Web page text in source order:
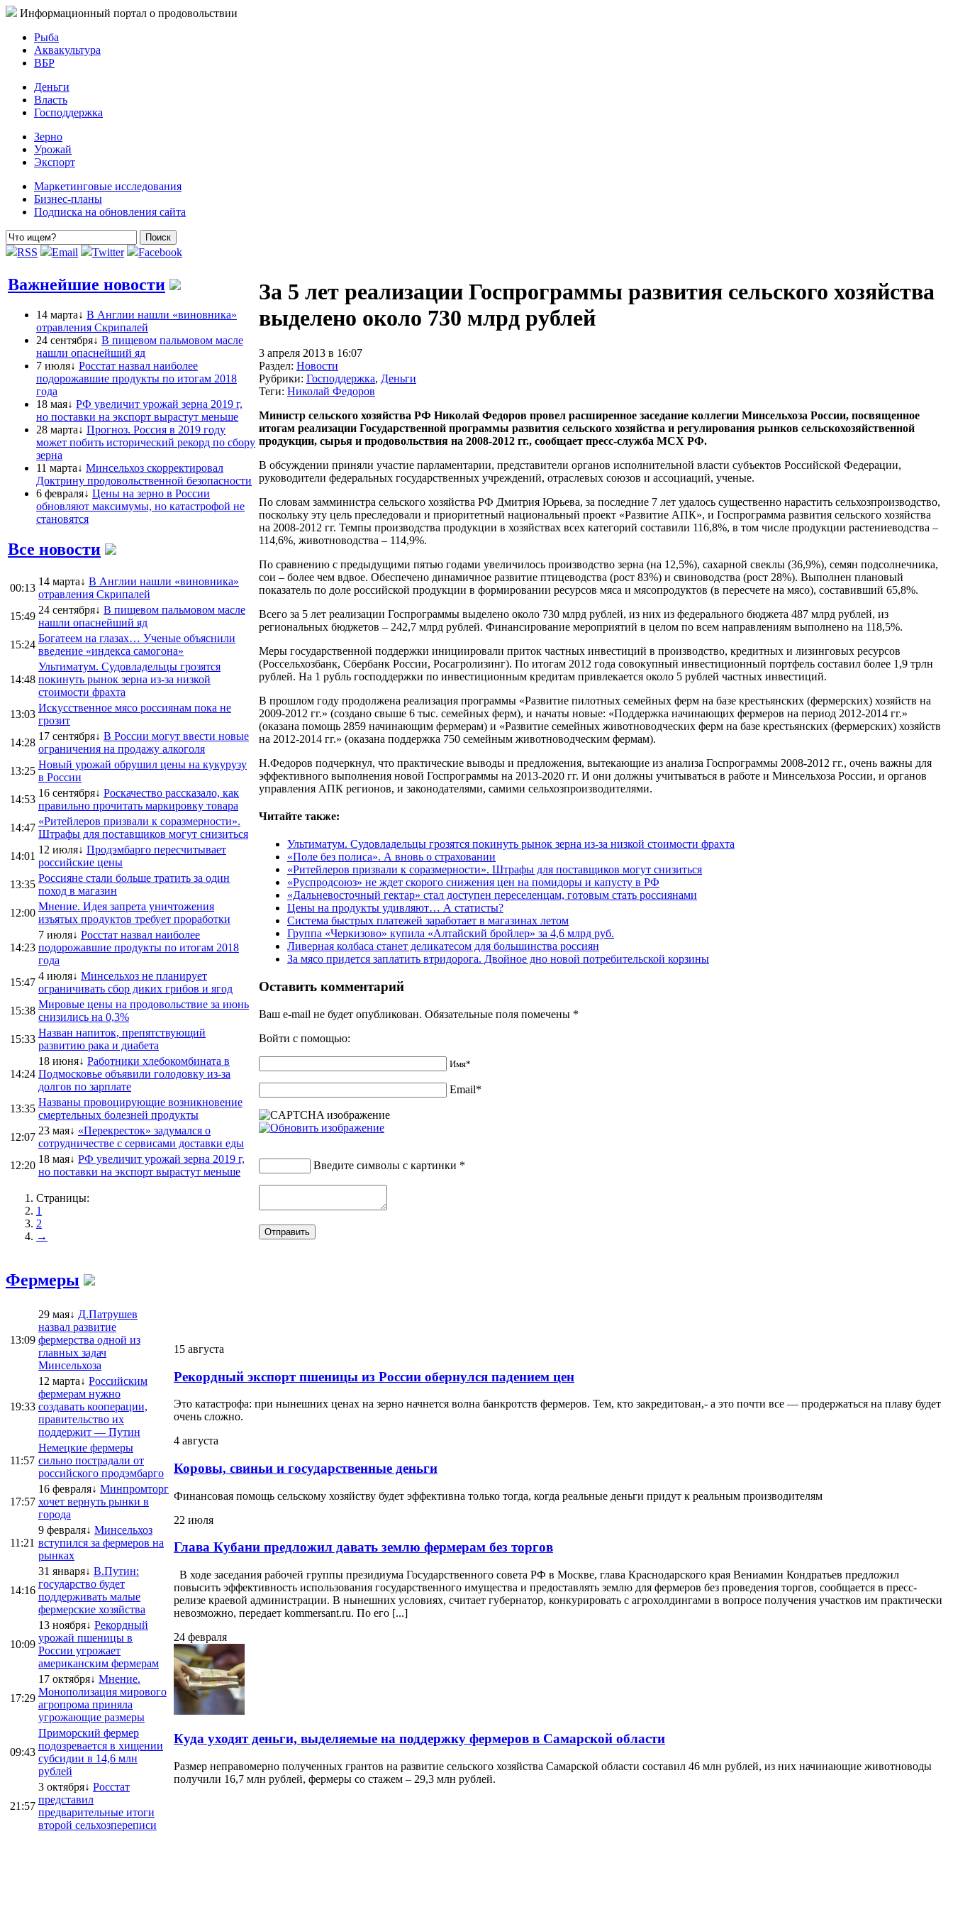
Информационный портал о продовольствии
Рыба
Аквакультура
ВБР
Деньги
Власть
Господдержка
Зерно
Урожай
Экспорт
Маркетинговые исследования
Бизнес-планы
Подписка на обновления сайта
RSS Email Twitter Facebook
Важнейшие новости
14 марта↓ В Англии нашли «виновника»
отравления Скрипалей
24 сентября↓ В пищевом пальмовом масле
нашли опаснейший яд
7 июля↓ Росстат назвал наиболее
подорожавшие продукты по итогам 2018
года
18 мая↓ РФ увеличит урожай зерна 2019 г,
но поставки на экспорт вырастут меньше
28 марта↓ Прогноз. Россия в 2019 году
может побить исторический рекорд по сбору
зерна
11 марта↓ Минсельхоз скорректировал
Доктрину продовольственной безопасности
6 февраля↓ Цены на зерно в России
обновляют максимумы, но катастрофой не
становятся
Все новости
00:13
14 марта↓ В Англии нашли «виновника»
отравления Скрипалей
15:49
24 сентября↓ В пищевом пальмовом масле
нашли опаснейший яд
15:24
Богатеем на глазах… Ученые объяснили
введение «индекса самогона»
14:48
Ультиматум. Судовладельцы грозятся
покинуть рынок зерна из-за низкой
стоимости фрахта
13:03
Искусственное мясо россиянам пока не
грозит
14:28
17 сентября↓ В России могут ввести новые
ограничения на продажу алкоголя
13:25
Новый урожай обрушил цены на кукурузу
в России
14:53
16 сентября↓ Роскачество рассказало, как
правильно прочитать маркировку товара
14:47
«Ритейлеров призвали к соразмерности».
Штрафы для поставщиков могут снизиться
14:01
12 июля↓ Продэмбарго пересчитывает
российские цены
13:35
Россияне стали больше тратить за один
поход в магазин
12:00
Мнение. Идея запрета уничтожения
изъятых продуктов требует проработки
14:23
7 июля↓ Росстат назвал наиболее
подорожавшие продукты по итогам 2018
года
15:47
4 июля↓ Минсельхоз не планирует
ограничивать сбор диких грибов и ягод
15:38
Мировые цены на продовольствие за июнь
снизились на 0,3%
15:33
Назван напиток, препятствующий
развитию рака и диабета
14:24
18 июня↓ Работники хлебокомбината в
Подмосковье объявили голодовку из-за
долгов по зарплате
13:35
Названы провоцирующие возникновение
смертельных болезней продукты
12:07
23 мая↓ «Перекресток» задумался о
сотрудничестве с сервисами доставки еды
12:20
18 мая↓ РФ увеличит урожай зерна 2019 г,
но поставки на экспорт вырастут меньше
Страницы:
1
2
→
За 5 лет реализации Госпрограммы развития сельского хозяйства
выделено около 730 млрд рублей
3 апреля 2013 в 16:07
Раздел: Новости
Рубрики: Господдержка, Деньги
Теги: Николай Федоров
Министр сельского хозяйства РФ Николай Федоров провел расширенное заседание коллегии Минсельхоза России, посвященное
итогам реализации Государственной программы развития сельского хозяйства и регулирования рынков сельскохозяйственной
продукции, сырья и продовольствия на 2008-2012 гг., сообщает пресс-служба МСХ РФ.
В обсуждении приняли участие парламентарии, представители органов исполнительной власти субъектов Российской Федерации,
руководители федеральных государственных учреждений, отраслевых союзов и ассоциаций, ученые.
По словам замминистра сельского хозяйства РФ Дмитрия Юрьева, за последние 7 лет удалось существенно нарастить сельхозпроизводство,
поскольку эту цель преследовали и приоритетный национальный проект «Развитие АПК», и Госпрограмма развития сельского хозяйства
на 2008-2012 гг. Темпы производства продукции в хозяйствах всех категорий составили 116,8%, в том числе продукции растениеводства –
114,6%, животноводства – 114,9%.
По сравнению с предыдущими пятью годами увеличилось производство зерна (на 12,5%), сахарной свеклы (36,9%), семян подсолнечника,
сои – более чем вдвое. Обеспечено динамичное развитие птицеводства (рост 83%) и свиноводства (рост 28%). Выполнен плановый
показатель по доле российской продукции в формировании ресурсов мяса и мясопродуктов (в пересчете на мясо), составивший 65,8%.
Всего за 5 лет реализации Госпрограммы выделено около 730 млрд рублей, из них из федерального бюджета 487 млрд рублей, из
региональных бюджетов – 242,7 млрд рублей. Финансирование мероприятий в целом по всем направлениям выполнено на 118,5%.
Меры государственной поддержки инициировали приток частных инвестиций в производство, кредитных и лизинговых ресурсов
(Россельхозбанк, Сбербанк России, Росагролизинг). По итогам 2012 года совокупный инвестиционный портфель составил более 1,9 трлн
рублей. На 1 рубль господдержки по инвестиционным кредитам привлекается около 5 рублей частных инвестиций.
В прошлом году продолжена реализация программы «Развитие пилотных семейных ферм на базе крестьянских (фермерских) хозяйств на
2009-2012 гг.» (создано свыше 6 тыс. семейных ферм), и начаты новые: «Поддержка начинающих фермеров на период 2012-2014 гг.»
(оказана помощь 2859 начинающим фермерам) и «Развитие семейных животноводческих ферм на базе крестьянских (фермерских) хозяйств
на 2012-2014 гг.» (оказана поддержка 750 семейным животноводческим фермам).
Н.Федоров подчеркнул, что практические выводы и предложения, вытекающие из анализа Госпрограммы 2008-2012 гг., очень важны для
эффективного выполнения новой Госпрограммы на 2013-2020 гг. И они должны учитываться в работе и Минсельхоза России, и органов
управления АПК регионов, и законодателями, самими сельхозпроизводителями.
Читайте также:
Ультиматум. Судовладельцы грозятся покинуть рынок зерна из-за низкой стоимости фрахта
«Поле без полиса». А вновь о страховании
«Ритейлеров призвали к соразмерности». Штрафы для поставщиков могут снизиться
«Руспродсоюз» не ждет скорого снижения цен на помидоры и капусту в РФ
«Дальневосточный гектар» стал доступен переселенцам, готовым стать россиянами
Цены на продукты удивляют… А статисты?
Система быстрых платежей заработает в магазинах летом
Группа «Черкизово» купила «Алтайский бройлер» за 4,6 млрд руб.
Ливерная колбаса станет деликатесом для большинства россиян
За мясо придется заплатить втридорога. Двойное дно новой потребительской корзины
Оставить комментарий
Ваш e-mail не будет опубликован. Обязательные поля помечены *
Войти с помощью:
Имя*
Email*
Введите символы с картинки *
Фермеры
13:09
29 мая↓ Д.Патрушев
назвал развитие
фермерства одной из
главных задач
Минсельхоза
19:33
12 марта↓ Российским
фермерам нужно
создавать кооперации,
правительство их
поддержит — Путин
11:57
Немецкие фермеры
сильно пострадали от
российского продэмбарго
17:57
16 февраля↓ Минпромторг
хочет вернуть рынки в
города
11:21
9 февраля↓ Минсельхоз
вступился за фермеров на
рынках
14:16
31 января↓ В.Путин:
государство будет
поддерживать малые
фермерские хозяйства
10:09
13 ноября↓ Рекордный
урожай пшеницы в
России угрожает
американским фермерам
17:29
17 октября↓ Мнение.
Монополизация мирового
агропрома приняла
угрожающие размеры
09:43
Приморский фермер
подозревается в хищении
субсидии в 14,6 млн
рублей
21:57
3 октября↓ Росстат
представил
предварительные итоги
второй сельхозпереписи
15 августа
Рекордный экспорт пшеницы из России обернулся падением цен
Это катастрофа: при нынешних ценах на зерно начнется волна банкротств фермеров. Тем, кто закредитован,- а это почти все — продержаться на плаву будет
очень сложно.
4 августа
Коровы, свиньи и государственные деньги
Финансовая помощь сельскому хозяйству будет эффективна только тогда, когда реальные деньги придут к реальным производителям
22 июля
Глава Кубани предложил давать землю фермерам без торгов
В ходе заседания рабочей группы президиума Государственного совета РФ в Москве, глава Краснодарского края Вениамин Кондратьев предложил
повысить эффективность использования государственного имущества и предоставлять землю для фермеров без проведения торгов, сообщается в пресс-
релизе краевой администрации. В нынешних условиях, считает губернатор, конкурировать с агрохолдингами в вопросе получения участков им практически
невозможно, передает kommersant.ru. По его [...]
24 февраля
Куда уходят деньги, выделяемые на поддержку фермеров в Самарской области
Размер неправомерно полученных грантов на развитие сельского хозяйства Самарской области составил 46 млн рублей, из них начинающие животноводы
получили 16,7 млн рублей, фермеры со стажем – 29,3 млн рублей.